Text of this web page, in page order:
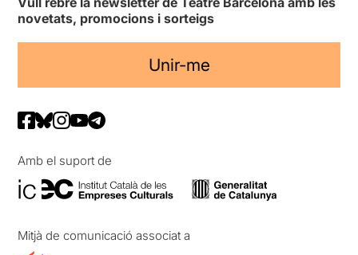
novetats, promocions i sorteigs
Unir-me
Amb el suport de
Mitjà de comunicació associat a